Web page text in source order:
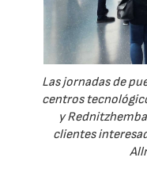
Las jornadas de
centros
y
clientes